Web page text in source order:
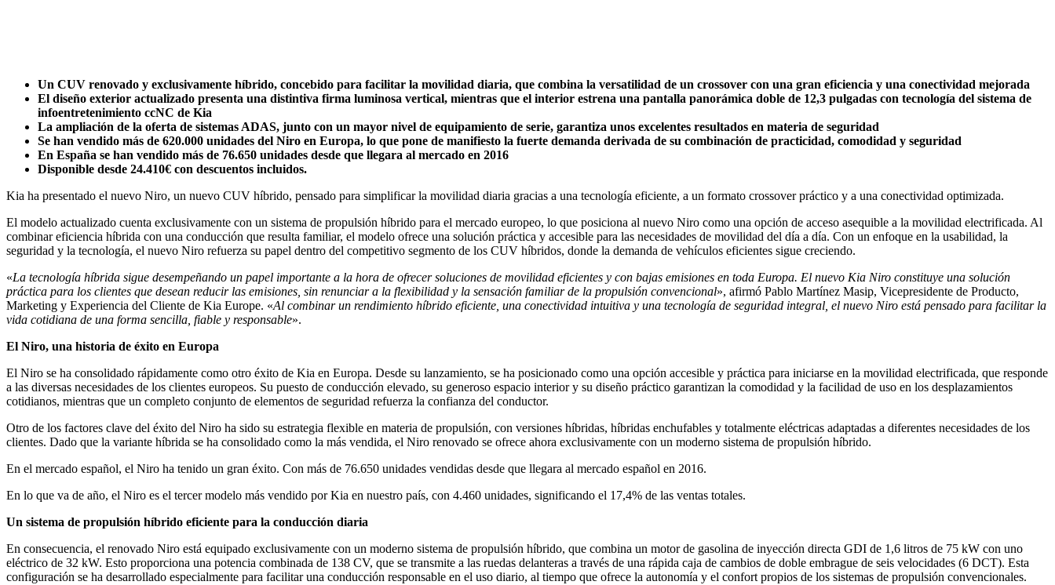
Un CUV renovado y exclusivamente híbrido, concebido para facilitar la movilidad diaria, que combina la versatilidad de un crossover con una gran eficiencia y una conectividad mejorada
El diseño exterior actualizado presenta una distintiva firma luminosa vertical, mientras que el interior estrena una pantalla panorámica doble de 12,3 pulgadas con tecnología del sistema de
infoentretenimiento ccNC de Kia
La ampliación de la oferta de sistemas ADAS, junto con un mayor nivel de equipamiento de serie, garantiza unos excelentes resultados en materia de seguridad
Se han vendido más de 620.000 unidades del Niro en Europa, lo que pone de manifiesto la fuerte demanda derivada de su combinación de practicidad, comodidad y seguridad
En España se han vendido más de 76.650 unidades desde que llegara al mercado en 2016
Disponible desde 24.410€ con descuentos incluidos.
Kia ha presentado el nuevo Niro, un nuevo CUV híbrido, pensado para simplificar la movilidad diaria gracias a una tecnología eficiente, a un formato crossover práctico y a una conectividad optimizada.
El modelo actualizado cuenta exclusivamente con un sistema de propulsión híbrido para el mercado europeo, lo que posiciona al nuevo Niro como una opción de acceso asequible a la movilidad electrificada. Al
combinar eficiencia híbrida con una conducción que resulta familiar, el modelo ofrece una solución práctica y accesible para las necesidades de movilidad del día a día. Con un enfoque en la usabilidad, la
seguridad y la tecnología, el nuevo Niro refuerza su papel dentro del competitivo segmento de los CUV híbridos, donde la demanda de vehículos eficientes sigue creciendo.
«La tecnología híbrida sigue desempeñando un papel importante a la hora de ofrecer soluciones de movilidad eficientes y con bajas emisiones en toda Europa. El nuevo Kia Niro constituye una solución
práctica para los clientes que desean reducir las emisiones, sin renunciar a la flexibilidad y la sensación familiar de la propulsión convencional», afirmó Pablo Martínez Masip, Vicepresidente de Producto,
Marketing y Experiencia del Cliente de Kia Europe. «Al combinar un rendimiento híbrido eficiente, una conectividad intuitiva y una tecnología de seguridad integral, el nuevo Niro está pensado para facilitar la
vida cotidiana de una forma sencilla, fiable y responsable».
El Niro, una historia de éxito en Europa
El Niro se ha consolidado rápidamente como otro éxito de Kia en Europa. Desde su lanzamiento, se ha posicionado como una opción accesible y práctica para iniciarse en la movilidad electrificada, que responde
a las diversas necesidades de los clientes europeos. Su puesto de conducción elevado, su generoso espacio interior y su diseño práctico garantizan la comodidad y la facilidad de uso en los desplazamientos
cotidianos, mientras que un completo conjunto de elementos de seguridad refuerza la confianza del conductor.
Otro de los factores clave del éxito del Niro ha sido su estrategia flexible en materia de propulsión, con versiones híbridas, híbridas enchufables y totalmente eléctricas adaptadas a diferentes necesidades de los
clientes. Dado que la variante híbrida se ha consolidado como la más vendida, el Niro renovado se ofrece ahora exclusivamente con un moderno sistema de propulsión híbrido.
En el mercado español, el Niro ha tenido un gran éxito. Con más de 76.650 unidades vendidas desde que llegara al mercado español en 2016.
En lo que va de año, el Niro es el tercer modelo más vendido por Kia en nuestro país, con 4.460 unidades, significando el 17,4% de las ventas totales.
Un sistema de propulsión híbrido eficiente para la conducción diaria
En consecuencia, el renovado Niro está equipado exclusivamente con un moderno sistema de propulsión híbrido, que combina un motor de gasolina de inyección directa GDI de 1,6 litros de 75 kW con uno
eléctrico de 32 kW. Esto proporciona una potencia combinada de 138 CV, que se transmite a las ruedas delanteras a través de una rápida caja de cambios de doble embrague de seis velocidades (6 DCT). Esta
configuración se ha desarrollado especialmente para facilitar una conducción responsable en el uso diario, al tiempo que ofrece la autonomía y el confort propios de los sistemas de propulsión convencionales.